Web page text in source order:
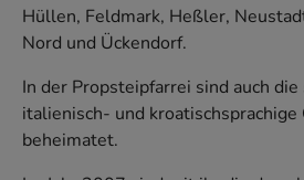
Hüllen, Feldmark, Heßler,
Nord und Ückendorf.
In der Propsteipfarrei sind auch die
italienisch- und kroatischsprachige
beheimatet.